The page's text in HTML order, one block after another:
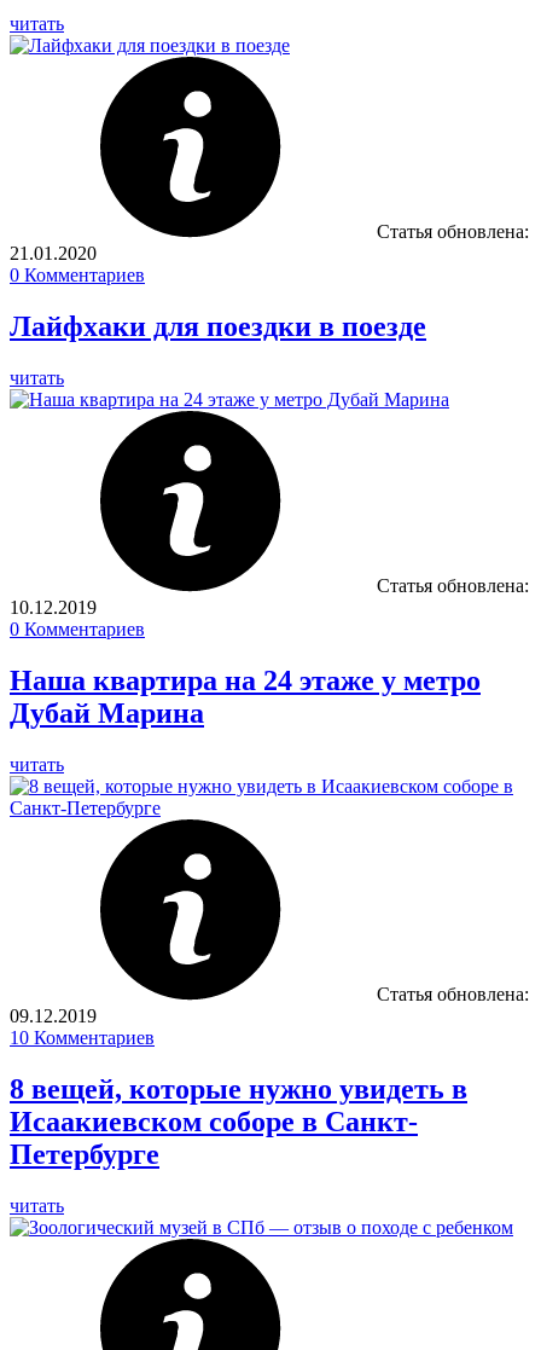
читать
Статья обновлена:
21.01.2020
0 Комментариев
Лайфхаки для поездки в поезде
читать
Статья обновлена:
10.12.2019
0 Комментариев
Наша квартира на 24 этаже у метро
Дубай Марина
читать
Статья обновлена:
09.12.2019
10 Комментариев
8 вещей, которые нужно увидеть в
Исаакиевском соборе в Санкт-
Петербурге
читать